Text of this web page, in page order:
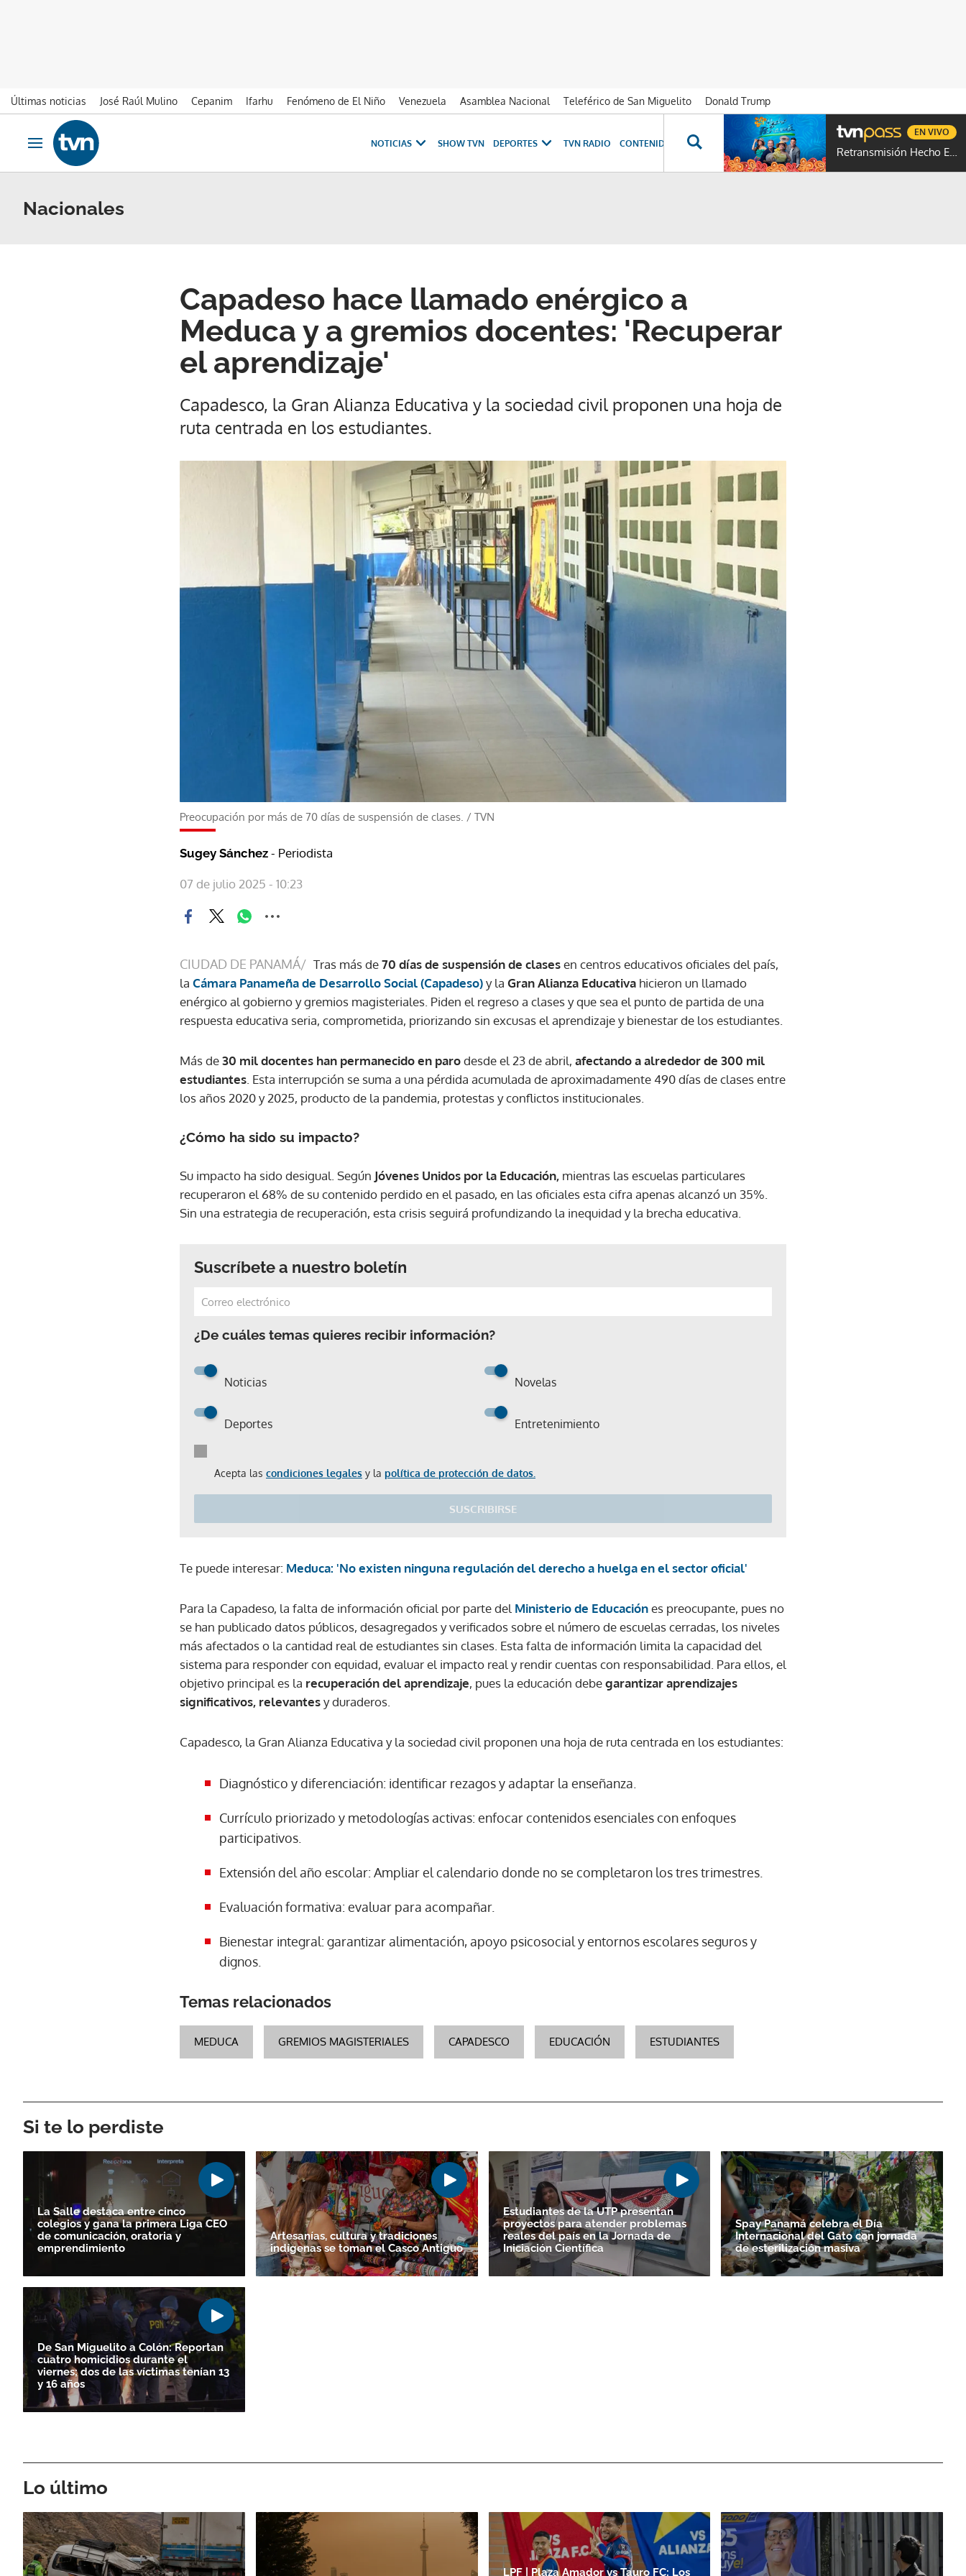
Últimas noticias José Raúl Mulino Cepanim Ifarhu Fenómeno de El Niño Venezuela Asamblea Nacional Teleférico de San Miguelito
Donald Trump
Ir al contenido
Obrir navegació
NOTICIAS SHOW TVN DEPORTES TVN RADIO CONTENIDOS ESPECIALES NOVELAS PROGRAMAS GENTE TVN
Retransmisión Hecho En Panamá
EN VIVO
Nacionales
Capadeso hace llamado enérgico a
Meduca y a gremios docentes: 'Recuperar
el aprendizaje'
Capadesco, la Gran Alianza Educativa y la sociedad civil proponen una hoja de
ruta centrada en los estudiantes.
Preocupación por más de 70 días de suspensión de clases. / TVN
Sugey Sánchez - Periodista
07 de julio 2025 - 10:23
CIUDAD DE PANAMÁ/ Tras más de70 días de suspensión de clasesen centros educativos oficiales del país,
la Cámara Panameña de Desarrollo Social (Capadeso)y la Gran Alianza Educativa hicieron un llamado
enérgico al gobierno y gremios magisteriales. Piden el regreso a clases y que sea el punto de partida de una
respuesta educativa seria, comprometida, priorizando sin excusas el aprendizaje y bienestar de los estudiantes.
Más de30 mil docentes han permanecido en parodesde el 23 de abril, afectando a alrededor de 300 mil
estudiantes . Esta interrupción se suma a una pérdida acumulada de aproximadamente 490 días de clases entre
los años 2020 y 2025, producto de la pandemia, protestas y conflictos institucionales.
¿Cómo ha sido su impacto?
Su impacto ha sido desigual. Según Jóvenes Unidos por la Educación, mientras las escuelas particulares
recuperaron el 68% de su contenido perdido en el pasado, en las oficiales esta cifra apenas alcanzó un 35%.
Sin una estrategia de recuperación, esta crisis seguirá profundizando la inequidad y la brecha educativa.
Suscríbete a nuestro boletín
¿De cuáles temas quieres recibir información?
Noticias Novelas
Deportes Entretenimiento
Acepta las condiciones legales y la política de protección de datos.
SUSCRIBIRSE
Gracias por suscribirte a nuestro boletín.
ACEPTAR
Te puede interesar: Meduca: 'No existen ninguna regulación del derecho a huelga en el sector oficial'
Para la Capadeso, la falta de información oficial por parte del Ministerio de Educaciónes preocupante, pues no
se han publicado datos públicos, desagregados y verificados sobre el número de escuelas cerradas, los niveles
más afectados o la cantidad real de estudiantes sin clases. Esta falta de información limita la capacidad del
sistema para responder con equidad, evaluar el impacto real y rendir cuentas con responsabilidad. Para ellos, el
objetivo principal es la recuperación del aprendizaje, pues la educación debegarantizar aprendizajes
significativos, relevantesy duraderos.
Capadesco, la Gran Alianza Educativa y la sociedad civil proponen una hoja de ruta centrada en los estudiantes:
Diagnóstico y diferenciación: identificar rezagos y adaptar la enseñanza.
Currículo priorizado y metodologías activas: enfocar contenidos esenciales con enfoques
participativos.
Extensión del año escolar: Ampliar el calendario donde no se completaron los tres trimestres.
Evaluación formativa: evaluar para acompañar.
Bienestar integral: garantizar alimentación, apoyo psicosocial y entornos escolares seguros y
dignos.
Temas relacionados
MEDUCA GREMIOS MAGISTERIALES CAPADESCO EDUCACIÓN ESTUDIANTES
Si te lo perdiste
La Salle destaca entre cinco
colegios y gana la primera Liga CEO
de comunicación, oratoria y
emprendimiento
Artesanías, cultura y tradiciones
indígenas se toman el Casco Antiguo
Estudiantes de la UTP presentan
proyectos para atender problemas
reales del país en la Jornada de
Iniciación Científica
Spay Panamá celebra el Día
Internacional del Gato con jornada
de esterilización masiva
De San Miguelito a Colón: Reportan
cuatro homicidios durante el
viernes; dos de las víctimas tenían 13
y 16 años
Lo último
LPF | Plaza Amador vs Tauro FC: Los